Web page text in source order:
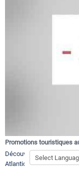
Promotions touristiques
Découvrir les promotion
Atlantique